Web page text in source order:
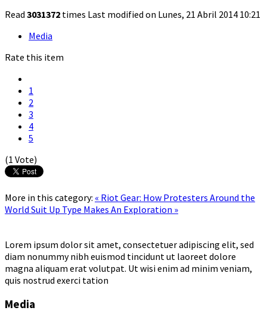
Read 3031372 times Last modified on Lunes, 21 Abril 2014 10:21
Media
Rate this item
1
2
3
4
5
(1 Vote)
More in this category: « Riot Gear: How Protesters Around the
World Suit Up Type Makes An Exploration »
Lorem ipsum dolor sit amet, consectetuer adipiscing elit, sed
diam nonummy nibh euismod tincidunt ut laoreet dolore
magna aliquam erat volutpat. Ut wisi enim ad minim veniam,
quis nostrud exerci tation
Media